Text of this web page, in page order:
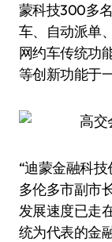
蒙科技300多
车、自动派单
网约车传统功
等创新功能于
“迪蒙金融科
多伦多市副市
发展速度已走
统为代表的金